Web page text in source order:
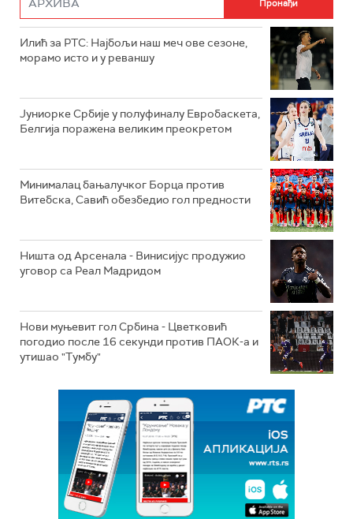
Илић за РТС: Најбољи наш меч ове сезоне,
морамо исто и у реваншу
Јуниорке Србије у полуфиналу Евробаскета,
Белгија поражена великим преокретом
Минималац бањалучког Борца против
Витебска, Савић обезбедио гол предности
Ништа од Арсенала - Винисијус продужио
уговор са Реал Мадридом
Нови муњевит гол Србина - Цветковић
погодио после 16 секунди против ПАОК-а и
утишао "Тумбу"